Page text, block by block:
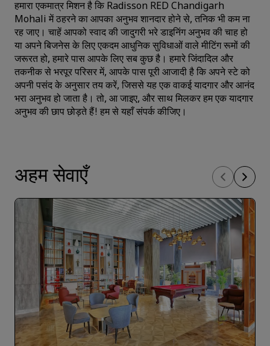
हमारा एकमात्र मिशन है कि Radisson RED Chandigarh
Mohali में ठहरने का आपका अनुभव शानदार होने से, तनिक भी कम ना
रह जाए। चाहें आपको स्वाद की जादुगरी भरे डाइनिंग अनुभव की चाह हो
या अपने बिजनेस के लिए एकदम आधुनिक सुविधाओं वाले मीटिंग रूमों की
जरूरत हो, हमारे पास आपके लिए सब कुछ है। हमारे जिंदादिल और
तकनीक से भरपूर परिसर में, आपके पास पूरी आजादी है कि अपने स्टे को
अपनी पसंद के अनुसार तय करें, जिससे यह एक वाकई यादगार और आनंद
भरा अनुभव हो जाता है। तो, आ जाइए, और साथ मिलकर हम एक यादगार
अनुभव की छाप छोड़ते हैं! हम सेयहाँसंपर्क कीजिए।
अहम सेवाएँ